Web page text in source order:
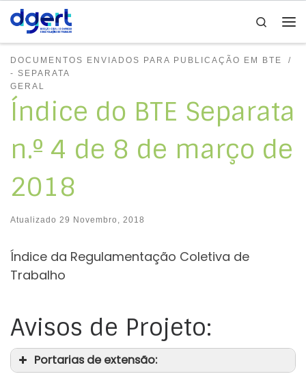
Skip to content
Search
DOCUMENTOS ENVIADOS PARA PUBLICAÇÃO EM BTE
- SEPARATA
GERAL
Índice do BTE Separata
n.º 4 de 8 de março de
2018
Atualizado 29 Novembro, 2018
Índice da Regulamentação Coletiva de
Trabalho
Avisos de Projeto:
Portarias de extensão: